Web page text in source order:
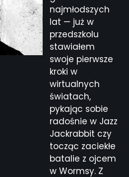
najmłodszych
lat — już w
przedszkolu
stawiałem
swoje pierwsze
kroki w
wirtualnych
światach,
pykając sobie
radośnie w Jazz
Jackrabbit czy
tocząc zaciekłe
batalie z ojcem
w Wormsy. Z